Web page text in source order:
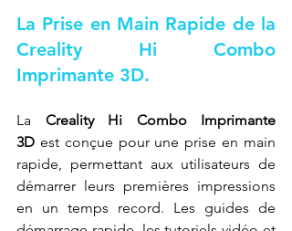
La Prise en Main Rapide de la
Creality Hi Combo
Imprimante 3D.
La Creality Hi Combo Imprimante
3D est conçue pour une prise en main
rapide, permettant aux utilisateurs de
démarrer leurs premières impressions
en un temps record. Les guides de